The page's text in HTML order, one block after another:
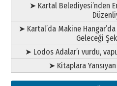
➤ Kartal Belediyesi’nden
➤ Kartal’da Makine
Geleceği
➤ Lodos Adalar’ı vurdu,
➤ Kitaplara Yansıyan